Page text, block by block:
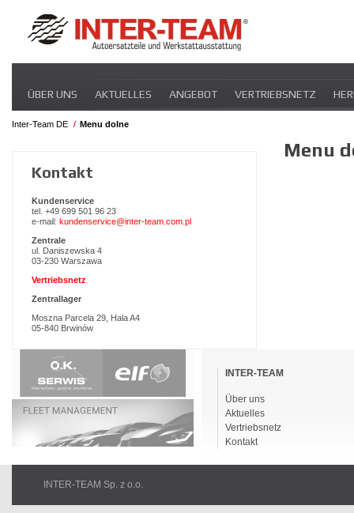
überspringen
ÜBER UNS AKTUELLES ANGEBOT VERTRIEBSNETZ
Inter-Team DE Menu dolne
Menu
Kontakt
Kundenservice
tel. +49 699 501 96 23
e-mail: kundenservice@inter-team.com.pl
Zentrale
ul. Daniszewska 4
03-230 Warszawa
Vertriebsnetz
Zentrallager
Moszna Parcela 29, Hala A4
05-840 Brwinów
überspringen
INTER-TEAM
Über uns
Aktuelles
Vertriebsnetz
Kontakt
INTER-TEAM Sp. z o.o.